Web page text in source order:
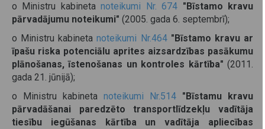
o Ministru kabinetanoteikumi Nr. 674 "Bīstamo kravu
pārvadājumu noteikumi" (2005. gada 6. septembrī);
o Ministru kabinetanoteikumi Nr.464 "Bīstamo kravu ar
īpašu riska potenciālu aprites aizsardzības pasākumu
plānošanas, īstenošanas un kontroles kārtība" (2011.
gada 21. jūnijā);
o Ministru kabineta noteikumi Nr.514 "Bīstamu kravu
pārvadāšanai paredzēto transportlīdzekļu vadītāja
tiesību iegūšanas kārtība un vadītāja apliecības